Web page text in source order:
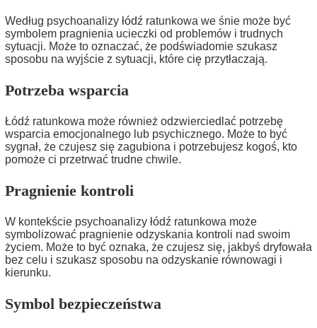
Według psychoanalizy łódź ratunkowa we śnie może być
symbolem pragnienia ucieczki od problemów i trudnych
sytuacji. Może to oznaczać, że podświadomie szukasz
sposobu na wyjście z sytuacji, które cię przytłaczają.
Potrzeba wsparcia
Łódź ratunkowa może również odzwierciedlać potrzebę
wsparcia emocjonalnego lub psychicznego. Może to być
sygnał, że czujesz się zagubiona i potrzebujesz kogoś, kto
pomoże ci przetrwać trudne chwile.
Pragnienie kontroli
W kontekście psychoanalizy łódź ratunkowa może
symbolizować pragnienie odzyskania kontroli nad swoim
życiem. Może to być oznaka, że czujesz się, jakbyś dryfowała
bez celu i szukasz sposobu na odzyskanie równowagi i
kierunku.
Symbol bezpieczeństwa